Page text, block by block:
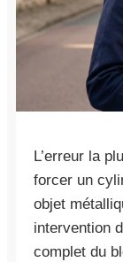
L’erreur la
forcer un
objet
intervention
complet du